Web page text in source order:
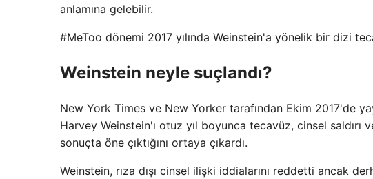
anlamına gelebilir.
#MeToo dönemi 2017 yılında Weinstein'a yönelik bir dizi
Weinstein neyle suçlandı?
New York Times ve New Yorker tarafından Ekim 2017'de
Harvey Weinstein'ı otuz yıl boyunca tecavüz, cinsel saldırı
sonuçta öne çıktığını ortaya çıkardı.
Weinstein, rıza dışı cinsel ilişki iddialarını reddetti ancak